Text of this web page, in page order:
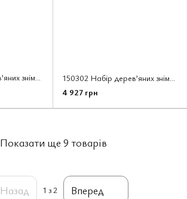
150301 Набір дерев’яних знімних спиць “Grande” (Normal) Ginger KnitPro
150302 Набір дерев’яних знімних коротких спиць “Grande” (Special) Ginger KnitPro
4 927 грн
Показати ще 9 товарів
Назад 1 з 2 Вперед